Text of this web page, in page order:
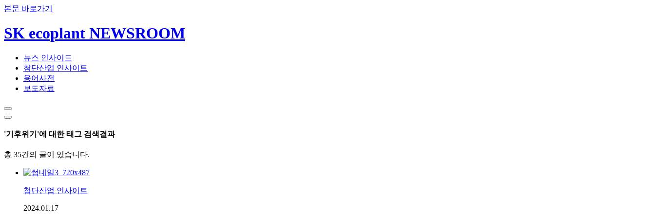
본문 바로가기
SK ecoplant NEWSROOM
뉴스 인사이드
첨단산업 인사이트
용어사전
보도자료
'기후위기'에 대한 태그 검색결과
총 35건의 글이 있습니다.
첨단산업 인사이트
2024.01.17